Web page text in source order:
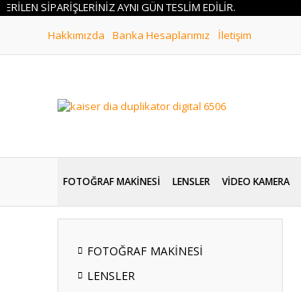
SİPARİŞLERİNİZ AYNI GÜN TESLİM EDİLİR.
Hakkımızda
Banka Hesaplarımız İletişim
FOTOĞRAF MAKİNESİ LENSLER VİDEO KAMERA
FOTOĞRAF MAKİNESİ
LENSLER